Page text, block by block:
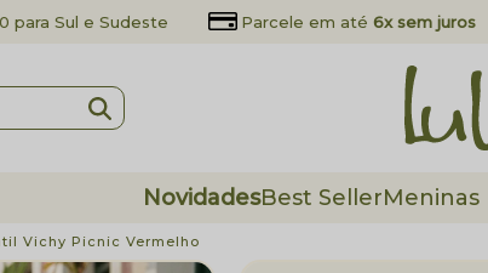
para Sul e Sudeste Parcele em até 6x sem juros
NovidadesBest SellerMeninas
Vichy Picnic Vermelho